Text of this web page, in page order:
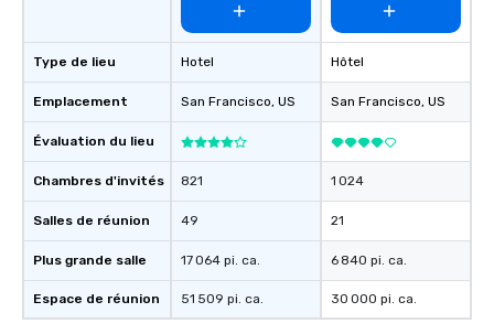
Smacking Foodie
to gather and dine
experienced, and all
remember. Our one-
are special, from the
will reminisce about
leave. Location, Location, Location
One of the best
experience is
restaurants are
walking distance of
short stroll allows
Type de lieu
Emplacement
Évaluation du lieu
Chambres d'invités
Salles de réunion
Plus grande salle
Espace de réunion
Hotel
San Francisco, US
821
49
17 064 pi. ca.
51 509 pi. ca.
Hôtel
San Francisco, US
1 024
21
6 840 pi. ca.
30 000 pi. ca.